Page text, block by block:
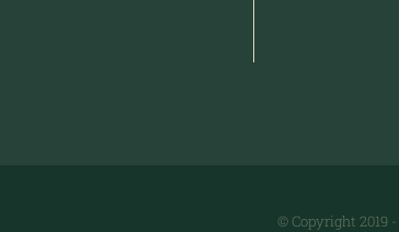
© Copyright 2019 -